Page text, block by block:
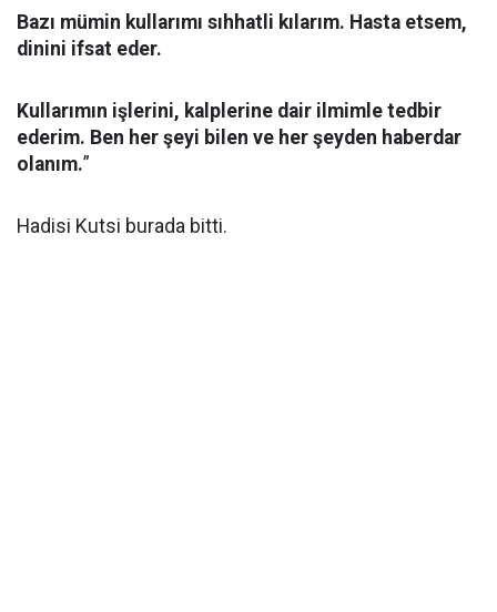
Bazı mümin kullarımı sıhhatli kılarım. Hasta etsem,
dinini ifsat eder.
Kullarımın işlerini, kalplerine dair ilmimle tedbir
ederim. Ben her şeyi bilen ve her şeyden haberdar
olanım.”
Hadisi Kutsi burada bitti.